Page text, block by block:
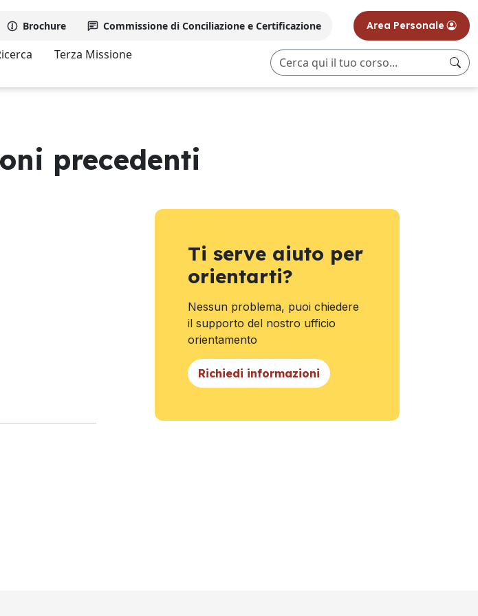
Brochure Commissione di Conciliazione e Certificazione Area Personale
Terza Missione
precedenti
Ti serve aiuto per
orientarti?
Nessun problema, puoi chiedere
il supporto del nostro ufficio
orientamento
Richiedi informazioni